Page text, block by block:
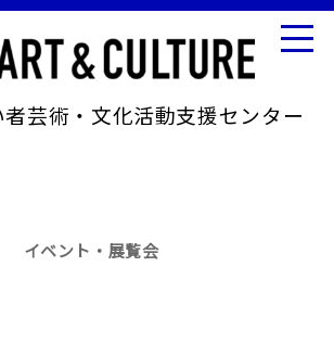
芸術・文化活動支援センター
イベント・展覧会